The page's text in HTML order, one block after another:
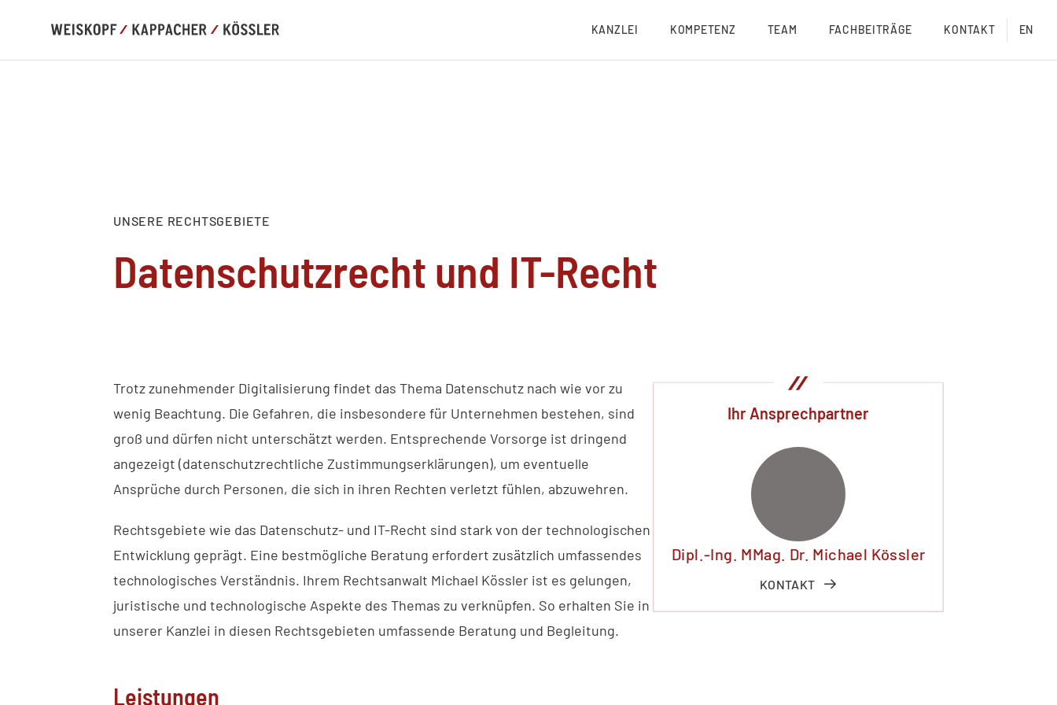
KANZLEI KOMPETENZ TEAM FACHBEITRÄGE KONTAKT EN
UNSERE RECHTSGEBIETE
Datenschutzrecht und IT-Recht
Trotz zunehmender Digitalisierung findet das Thema Datenschutz nach wie vor zu
wenig Beachtung. Die Gefahren, die insbesondere für Unternehmen bestehen, sind
groß und dürfen nicht unterschätzt werden. Entsprechende Vorsorge ist dringend
angezeigt (datenschutzrechtliche Zustimmungserklärungen), um eventuelle
Ansprüche durch Personen, die sich in ihren Rechten verletzt fühlen, abzuwehren.
Rechtsgebiete wie das Datenschutz- und IT-Recht sind stark von der technologischen
Entwicklung geprägt. Eine bestmögliche Beratung erfordert zusätzlich umfassendes
technologisches Verständnis. Ihrem Rechtsanwalt Michael Kössler ist es gelungen,
juristische und technologische Aspekte des Themas zu verknüpfen. So erhalten Sie in
unserer Kanzlei in diesen Rechtsgebieten umfassende Beratung und Begleitung.
Leistungen
Ihr Ansprechpartner
Dipl.-Ing. MMag. Dr. Michael Kössler
KONTAKT